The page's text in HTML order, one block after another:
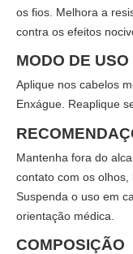
os fios. Melhora a
contra os efeitos
MODO DE USO
Aplique nos cabelos
Enxágue. Reaplique
Mantenha fora do
contato com os olhos,
Suspenda o uso em
orientação médica.
COMPOSIÇÃO